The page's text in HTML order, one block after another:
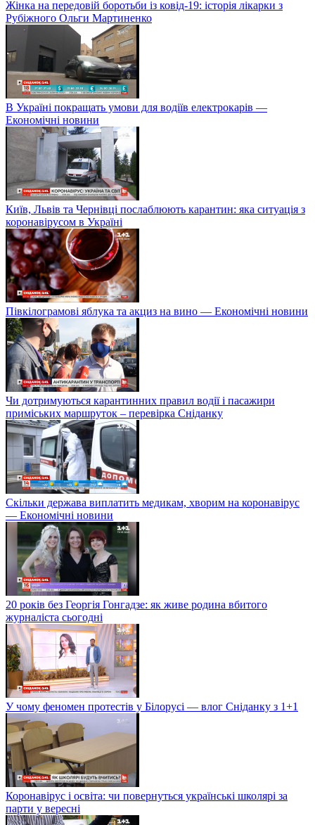
Жінка на передовій боротьби із ковід-19: історія лікарки з
Рубіжного Ольги Мартиненко
В Україні покращать умови для водіїв електрокарів —
Економічні новини
Київ, Львів та Чернівці послаблюють карантин: яка ситуація з
коронавірусом в Україні
Півкілограмові яблука та акциз на вино — Економічні новини
Чи дотримуються карантинних правил водії і пасажири
приміських маршруток – перевірка Сніданку
Скільки держава виплатить медикам, хворим на коронавірус
— Економічні новини
20 років без Георгія Гонгадзе: як живе родина вбитого
журналіста сьогодні
У чому феномен протестів у Білорусі — влог Сніданку з 1+1
Коронавірус і освіта: чи повернуться українські школярі за
парти у вересні